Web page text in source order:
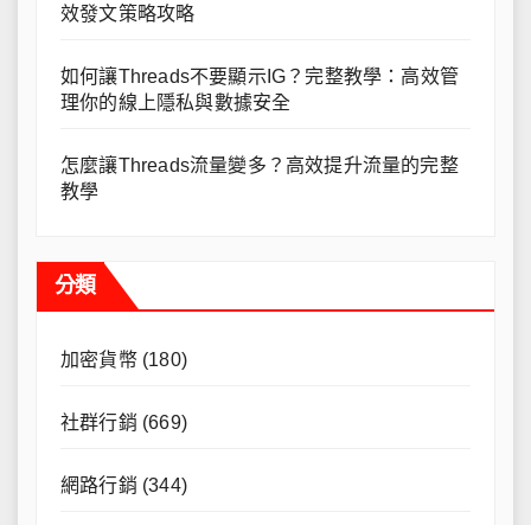
效發文策略攻略
如何讓Threads不要顯示IG？完整教學：高效管
理你的線上隱私與數據安全
怎麼讓Threads流量變多？高效提升流量的完整
教學
分類
加密貨幣(180)
社群行銷 (669)
網路行銷 (344)